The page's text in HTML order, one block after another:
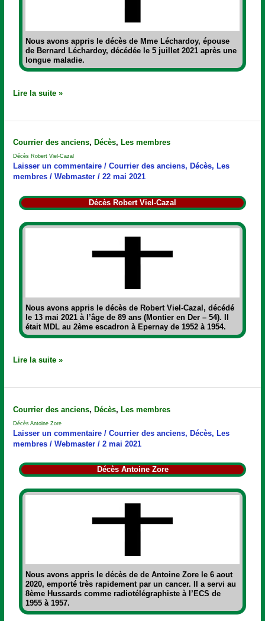
Nous avons appris le décès de Mme Léchardoy, épouse
de Bernard Léchardoy, décédée le 5 juillet 2021 après une
longue maladie.
Lire la suite »
Courrier des anciens, Décès, Les membres
Décès Robert Viel-Cazal
Laisser un commentaire /Courrier des anciens, Décès, Les
membres /Webmaster/22 mai 2021
Décès Robert Viel-Cazal
Nous avons appris le décès de Robert Viel-Cazal , décédé
le 13 mai 2021 à l’âge de 89 ans (Montier en Der – 54). Il
était MDL au 2ème escadron à Epernay de 1952 à 1954.
Décès
Robert
Viel-
Cazal
Lire la suite »
Courrier des anciens,Décès,Les membres
Décès Antoine Zore
Laisser un commentaire /Courrier des anciens,Décès,Les
membres /Webmaster/2 mai 2021
Décès Antoine Zore
Nous avons appris le décès de de Antoine Zore le 6 aout
2020, emporté très rapidement par un cancer. Il a servi au
8ème Hussards comme radiotélégraphiste à l’ECS de
1955 à 1957.
Décès
Zore